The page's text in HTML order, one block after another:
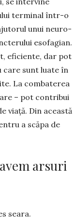
terminal într-o
unui neuro­
esofa­gian.
eficien­te, dar pot
care sunt luate în
La com­baterea
– pot contribui
viață. Din această
a scăpa de
arsuri
seara.